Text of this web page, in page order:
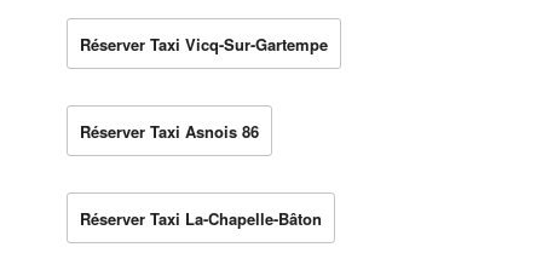
Réserver Taxi Vicq-Sur-Gartempe
Réserver Taxi Asnois 86
Réserver Taxi La-Chapelle-Bâton